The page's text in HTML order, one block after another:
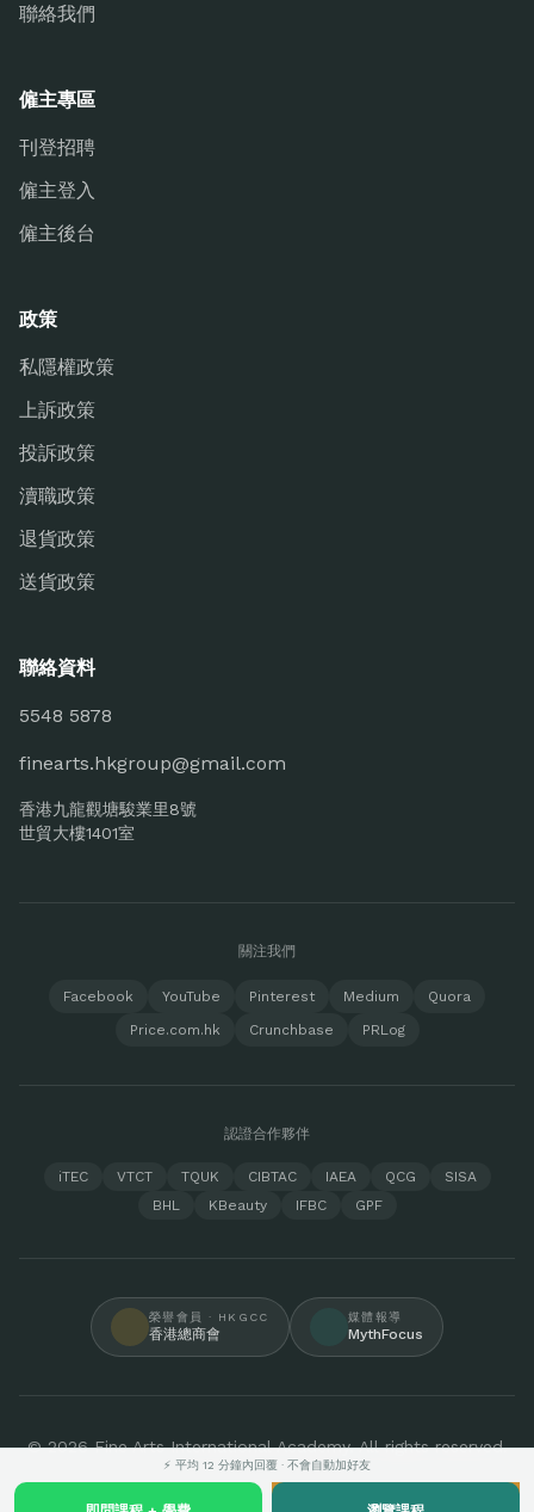
聯絡我們
僱主專區
刊登招聘
僱主登入
僱主後台
政策
私隱權政策
上訴政策
投訴政策
瀆職政策
退貨政策
送貨政策
聯絡資料
5548 5878
finearts.hkgroup@gmail.com
香港九龍觀塘駿業里8號
世貿大樓1401室
關注我們
Facebook YouTube Pinterest Medium
Quora
Price.com.hk
Crunchbase PRLog
認證合作夥伴
iTEC VTCT TQUK CIBTAC IAEA QCG
SISA
BHL
KBeauty IFBC GPF
榮譽會員 · HKGCC
香港總商會
媒體報導
MythFocus
© 2026 Fine Arts International Academy. All rights reserved.
⚡ 平均 12 分鐘內回覆 · 不會自動加好友